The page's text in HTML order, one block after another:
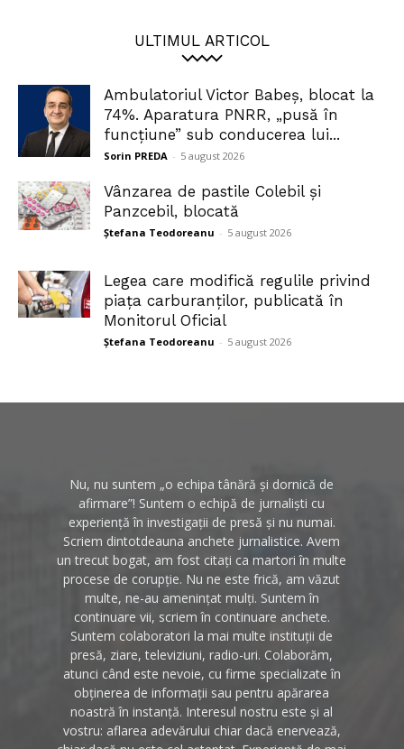
ULTIMUL ARTICOL
Ambulatoriul Victor Babeș, blocat la
74%. Aparatura PNRR, „pusă în
funcțiune” sub conducerea lui...
Sorin PREDA - 5 august 2026
Vânzarea de pastile Colebil și
Panzcebil, blocată
Ștefana Teodoreanu - 5 august 2026
Legea care modifică regulile privind
piața carburanților, publicată în
Monitorul Oficial
Ștefana Teodoreanu - 5 august 2026
Nu, nu suntem „o echipa tânără și dornică de
afirmare”! Suntem o echipă de jurnaliști cu
experiență în investigații de presă și nu numai.
Scriem dintotdeauna anchete jurnalistice. Avem
un trecut bogat, am fost citați ca martori în multe
procese de corupție. Nu ne este frică, am văzut
multe, ne-au amenințat mulți. Suntem în
continuare vii, scriem în continuare anchete.
Suntem colaboratori la mai multe instituții de
presă, ziare, televiziuni, radio-uri. Colaborăm,
atunci când este nevoie, cu firme specializate în
obținerea de informații sau pentru apărarea
noastră în instanță. Interesul nostru este și al
vostru: aflarea adevărului chiar dacă enervează,